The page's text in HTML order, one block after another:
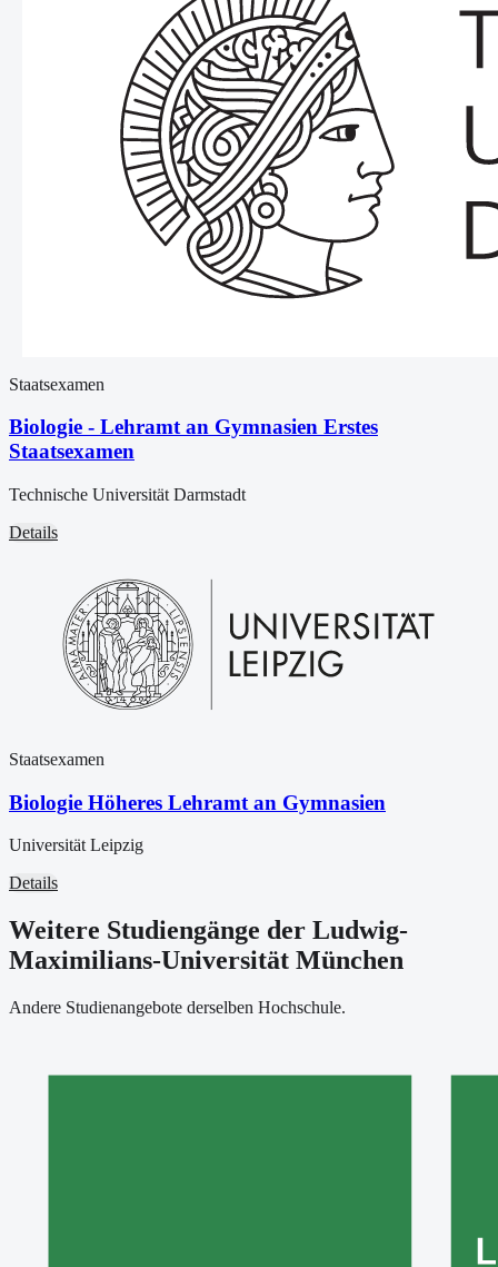
Staatsexamen
Biologie - Lehramt an Gymnasien Erstes
Staatsexamen
Technische Universität Darmstadt
Details
Staatsexamen
Biologie Höheres Lehramt an Gymnasien
Universität Leipzig
Details
Weitere Studiengänge der Ludwig-
Maximilians-Universität München
Andere Studienangebote derselben Hochschule.